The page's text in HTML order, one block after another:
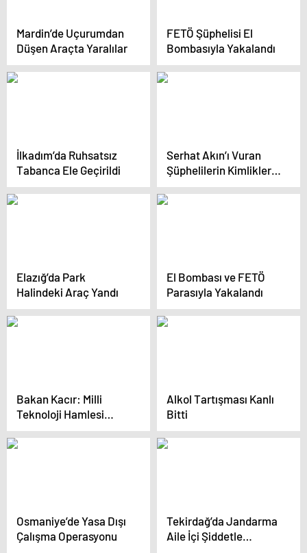
Mardin’de Uçurumdan
Düşen Araçta Yaralılar
FETÖ Şüphelisi El
Bombasıyla Yakalandı
İlkadım’da Ruhsatsız
Tabanca Ele Geçirildi
Serhat Akın’ı Vuran
Şüphelilerin Kimlikleri
Belirlendi
Elazığ’da Park
Halindeki Araç Yandı
El Bombası ve FETÖ
Parasıyla Yakalandı
Bakan Kacır: Milli
Teknoloji Hamlesi
Hayati Öneme Sahip
Alkol Tartışması Kanlı
Bitti
Osmaniye’de Yasa Dışı
Çalışma Operasyonu
Tekirdağ’da Jandarma
Aile İçi Şiddetle